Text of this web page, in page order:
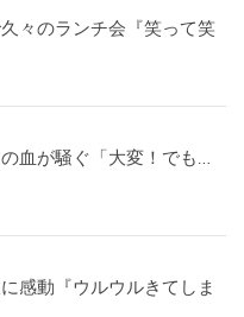
々のランチ会『笑って笑
血が騒ぐ「大変！でも…
感動『ウルウルきてしま